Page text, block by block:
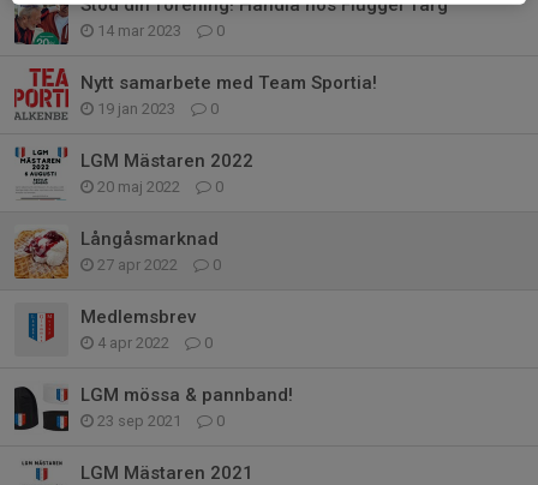
Stöd din förening! Handla hos Flügger färg
14 mar 2023 0
Nytt samarbete med Team Sportia!
19 jan 2023 0
LGM Mästaren 2022
20 maj 2022 0
Långåsmarknad
27 apr 2022 0
Medlemsbrev
4 apr 2022 0
LGM mössa & pannband!
23 sep 2021 0
LGM Mästaren 2021